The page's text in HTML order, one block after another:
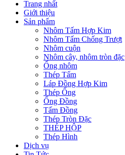
Trang nhất
Giới thiệu
Sản phẩm
Nhôm Tấm Hợp Kim
Nhôm Tấm Chống Trượt
Nhôm cuộn
Nhôm cây, nhôm tròn đặc
Ống nhôm
Thép Tấm
Láp Đồng Hợp Kim
Thép Ống
Ống Đồng
Tấm Đồng
Thép Tròn Đặc
THÉP HỘP
Thép Hình
Dịch vụ